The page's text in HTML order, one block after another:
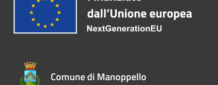
Comune di Manoppello